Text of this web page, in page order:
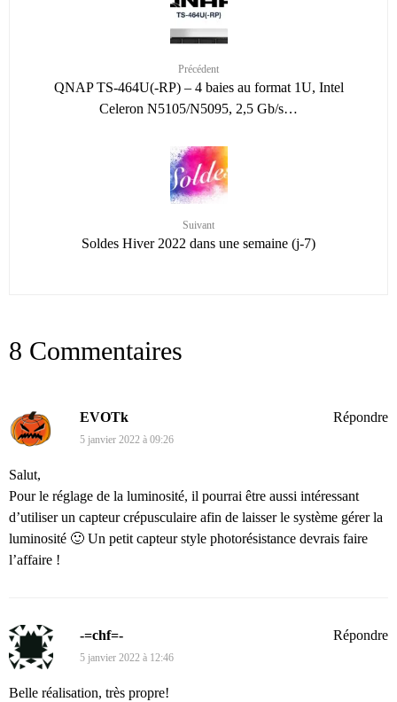
Précédent
QNAP TS-464U(-RP) – 4 baies au format 1U, Intel
Celeron N5105/N5095, 2,5 Gb/s…
Suivant
Soldes Hiver 2022 dans une semaine (j-7)
8 Commentaires
EVOTk
5 janvier 2022 à 09:26
Salut,
Pour le réglage de la luminosité, il pourrai être aussi intéressant
d’utiliser un capteur crépusculaire afin de laisser le système gérer la
luminosité 🙂 Un petit capteur style photorésistance devrais faire
l’affaire !
Répondre
-=chf=-
5 janvier 2022 à 12:46
Belle réalisation, très propre!
Répondre